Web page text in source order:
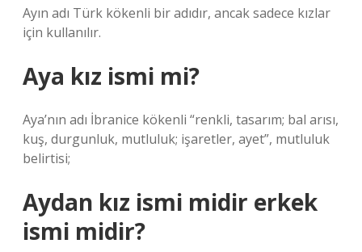
Ayın adı Türk kökenli bir adıdır, ancak sadece kızlar
için kullanılır.
Aya kız ismi mi?
Aya’nın adı İbranice kökenli “renkli, tasarım; bal arısı,
kuş, durgunluk, mutluluk; işaretler, ayet”, mutluluk
belirtisi;
Aydan kız ismi midir erkek
ismi midir?